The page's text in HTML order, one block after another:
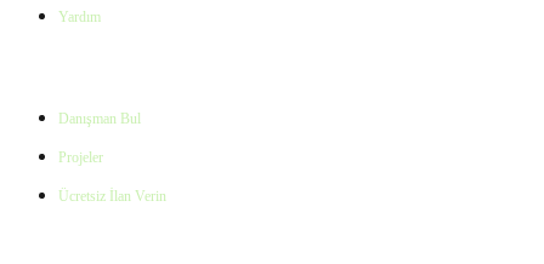
Yardım
Danışman Bul
Projeler
Ücretsiz İlan Verin